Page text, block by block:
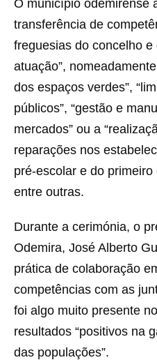
O município odemirense
transferência de
freguesias do concelho
atuação”,
dos espaços verdes”,
públicos”, “gestão e
mercados” ou a
reparações nos
pré-escolar e do primeiro
entre outras.
Durante a cerimónia, o
Odemira, José Alberto
prática de colaboração
competências com as
foi algo muito presente
resultados “positivos na
das populações”.